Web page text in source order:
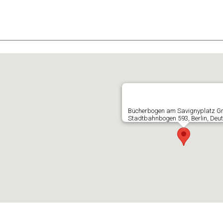
Bücherbogen am Savignyplatz
Stadtbahnbogen 593, Berlin,